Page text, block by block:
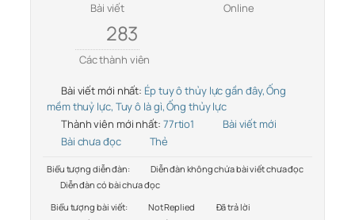
Bài viết Online
283
Các thành viên
Bài viết mới nhất: Ép tuy ô thủy lực gần đây, Ống
mềm thuỷ lực, Tuy ô là gì, Ống thủy lực
Thành viên mới nhất: 77rtio1
Bài viết mới
Bài chưa đọc
Thẻ
Biểu tượng diễn đàn:
Diễn đàn không chứa bài viết chưa đọc
Diễn đàn có bài chưa đọc
Biểu tượng bài viết:
Not Replied
Đã trả lời